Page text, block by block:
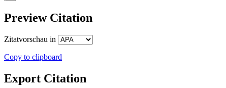
Preview Citation
Zitatvorschau in
Copy to clipboard
Export Citation